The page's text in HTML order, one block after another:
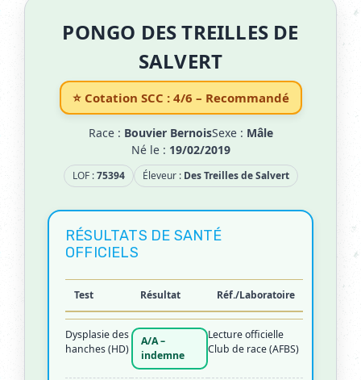
PONGO DES TREILLES DE
SALVERT
⭐ Cotation SCC : 4/6 – Recommandé
Race : Bouvier BernoisSexe : Mâle
Né le : 19/02/2019
LOF :75394 Éleveur : Des Treilles de Salvert
RÉSULTATS DE SANTÉ
OFFICIELS
Test Résultat Réf./Laboratoire
Dysplasie des
hanches (HD)
A/A –
indemne
Lecture officielle
Club de race (AFBS)